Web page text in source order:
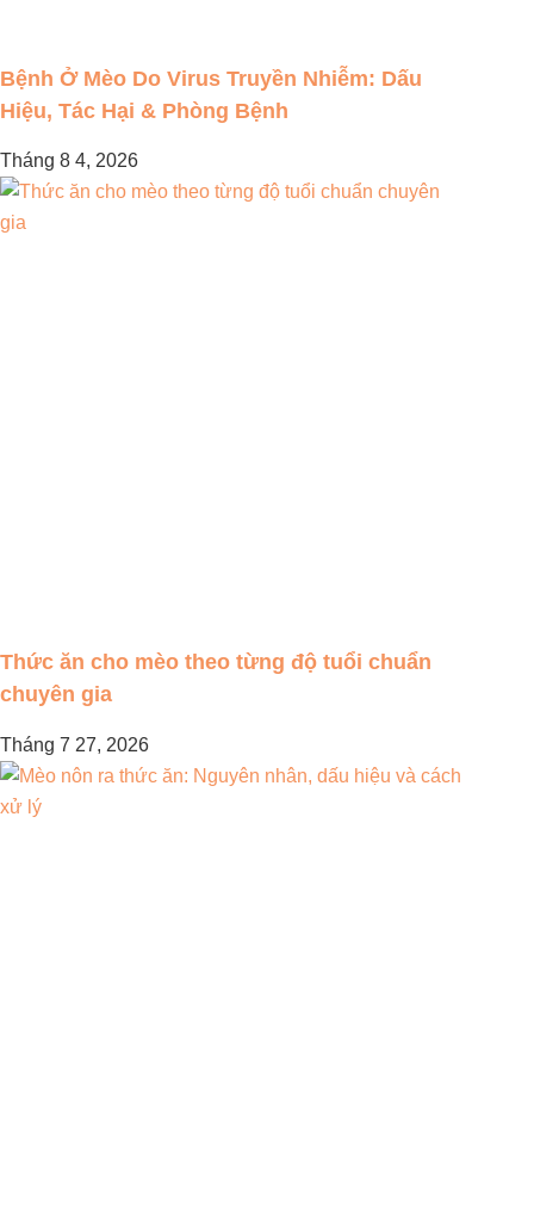
Bệnh Ở Mèo Do Virus Truyền Nhiễm: Dấu
Hiệu, Tác Hại & Phòng Bệnh
Tháng 8 4, 2026
Thức ăn cho mèo theo từng độ tuổi chuẩn
chuyên gia
Tháng 7 27, 2026